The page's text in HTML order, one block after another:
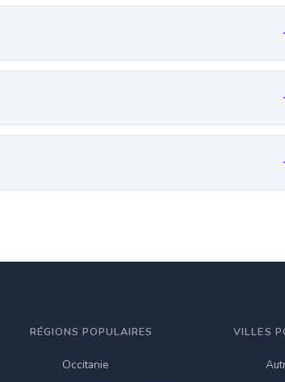
RÉGIONS POPULAIRES
Occitanie
VILLES